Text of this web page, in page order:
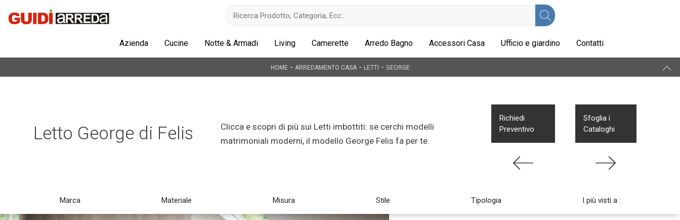
Azienda Cucine Notte & Armadi Living Camerette Arredo Bagno Accessori Casa Ufficio e giardino Contatti
HOME- ARREDAMENTO CASA- LETTI - GEORGE
Letto George di Felis
Clicca e scopri di più sui Letti imbottiti: se cerchi modelli
matrimoniali moderni, il modello George Felis fa per te.
Richiedi
Preventivo
Sfoglia i
Cataloghi
Marca Materiale Misura Stile Tipologia I più visti a :